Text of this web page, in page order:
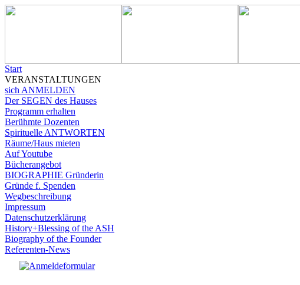
Start
VERANSTALTUNGEN
sich ANMELDEN
Der SEGEN des Hauses
Programm erhalten
Berühmte Dozenten
Spirituelle ANTWORTEN
Räume/Haus mieten
Auf Youtube
Bücherangebot
BIOGRAPHIE Gründerin
Gründe f. Spenden
Wegbeschreibung
Impressum
Datenschutzerklärung
History+Blessing of the ASH
Biography of the Founder
Referenten-News